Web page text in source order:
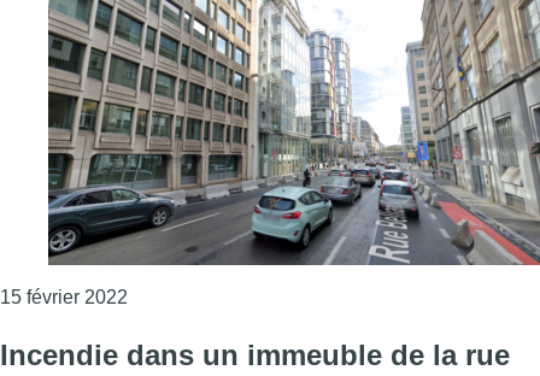
15 février 2022
Incendie dans un immeuble de la rue